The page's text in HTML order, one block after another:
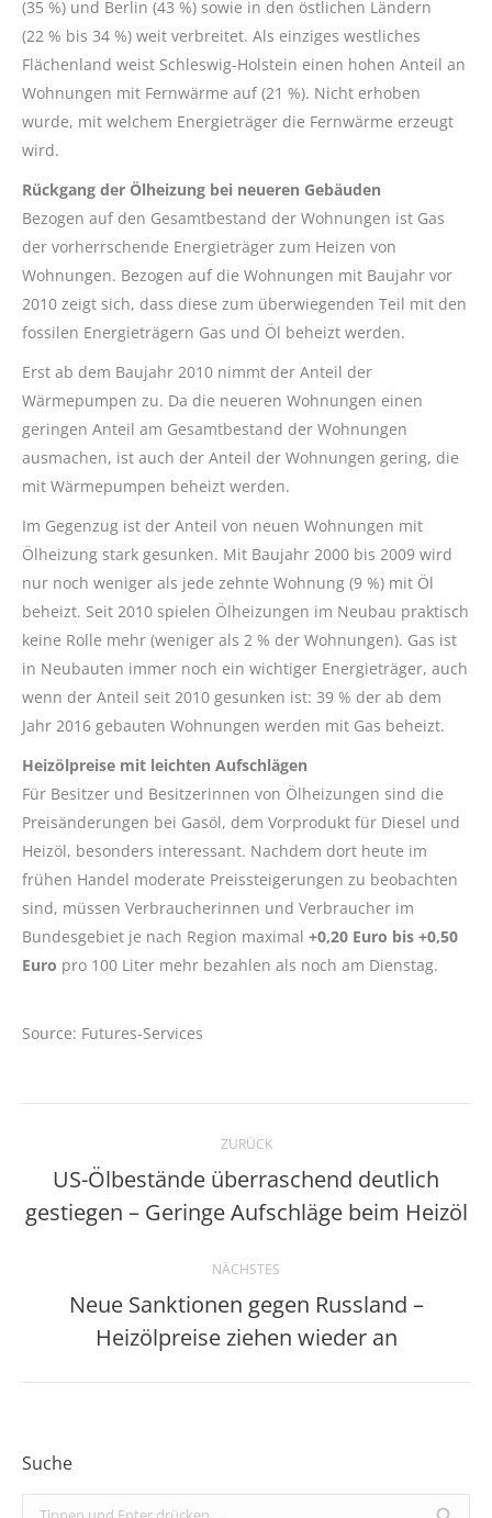
(35 %) und Berlin (43 %) sowie in den östlichen Ländern
(22 % bis 34 %) weit verbreitet. Als einziges westliches
Flächenland weist Schleswig-Holstein einen hohen Anteil an
Wohnungen mit Fernwärme auf (21 %). Nicht erhoben
wurde, mit welchem Energieträger die Fernwärme erzeugt
wird.
Rückgang der Ölheizung bei neueren Gebäuden
Bezogen auf den Gesamtbestand der Wohnungen ist Gas
der vorherrschende Energieträger zum Heizen von
Wohnungen. Bezogen auf die Wohnungen mit Baujahr vor
2010 zeigt sich, dass diese zum überwiegenden Teil mit den
fossilen Energieträgern Gas und Öl beheizt werden.
Erst ab dem Baujahr 2010 nimmt der Anteil der
Wärmepumpen zu. Da die neueren Wohnungen einen
geringen Anteil am Gesamtbestand der Wohnungen
ausmachen, ist auch der Anteil der Wohnungen gering, die
mit Wärmepumpen beheizt werden.
Im Gegenzug ist der Anteil von neuen Wohnungen mit
Ölheizung stark gesunken. Mit Baujahr 2000 bis 2009 wird
nur noch weniger als jede zehnte Wohnung (9 %) mit Öl
beheizt. Seit 2010 spielen Ölheizungen im Neubau praktisch
keine Rolle mehr (weniger als 2 % der Wohnungen). Gas ist
in Neubauten immer noch ein wichtiger Energieträger, auch
wenn der Anteil seit 2010 gesunken ist: 39 % der ab dem
Jahr 2016 gebauten Wohnungen werden mit Gas beheizt.
Heizölpreise mit leichten Aufschlägen
Für Besitzer und Besitzerinnen von Ölheizungen sind die
Preisänderungen bei Gasöl, dem Vorprodukt für Diesel und
Heizöl, besonders interessant. Nachdem dort heute im
frühen Handel moderate Preissteigerungen zu beobachten
sind, müssen Verbraucherinnen und Verbraucher im
Bundesgebiet je nach Region maximal +0,20 Euro bis +0,50
Euro pro 100 Liter mehr bezahlen als noch am Dienstag.
Source: Futures-Services
Kommentarnavigation
ZURÜCK
Vorheriger
Beitrag:
US-Ölbestände überraschend deutlich
gestiegen – Geringe Aufschläge beim Heizöl
NÄCHSTES
Nächster
Beitrag:
Neue Sanktionen gegen Russland –
Heizölpreise ziehen wieder an
Suche
Search: